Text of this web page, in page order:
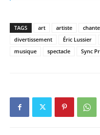
TAGS art artiste
divertissement
Éric Lussier
musique
spectacle Sync